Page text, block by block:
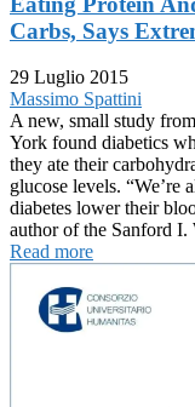
Carbs, Says
29 Luglio 2015
Massimo Spattini
A new, small study
York found diabetics
they ate their
glucose levels.
diabetes lower their
author of the Sanford I.
Read more